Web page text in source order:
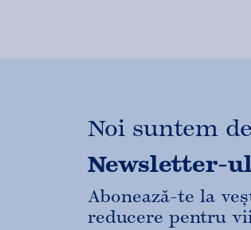
Noi suntem
Newsletter-
Abonează-te la
reducere pentru